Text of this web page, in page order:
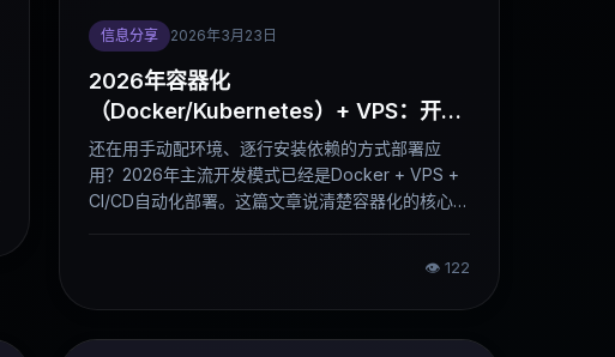
信息分享 2026年3月23日
2026年容器化
（Docker/Kubernetes）+ VPS：开发
者的新标准架构
还在用手动配环境、逐行安装依赖的方式部署应
用？2026年主流开发模式已经是Docker + VPS +
CI/CD自动化部署。这篇文章说清楚容器化的核心价
👁 122